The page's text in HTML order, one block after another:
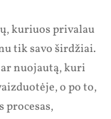
kuriuos privalau
tik savo širdžiai.
nuojautą, kuri
o po to,